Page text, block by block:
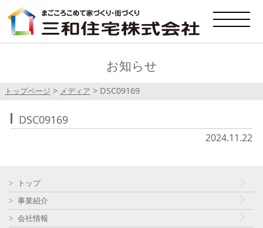
お知らせ
トップページ > メディア > DSC09169
DSC09169
2024.11.22
トップ
事業紹介
会社情報